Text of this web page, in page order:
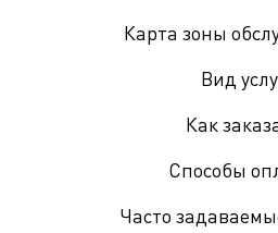
Карта зоны
Вид
Как
Способы
Часто